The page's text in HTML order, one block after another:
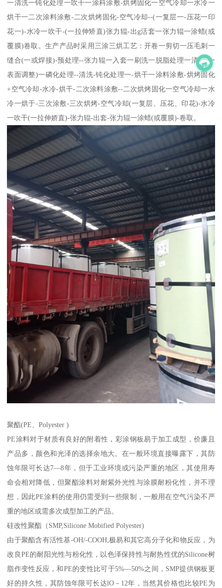
一清洗一钝化处理一吹干一涂科涂敷-烘烤固化一空气冷却一水冷一
烘干一二次涂料涂敷-二次烘烤固化-空气冷却--(一复层一-压花一印
花一)-水冷一吹干-(一拉伸矫直)张力辊-出g活套一张力辊一涂蜡(或
覆膜)卷取。生产产品时采用三涂三烘工艺：开卷一剪切一压毛刺一
缝合(一或焊接)-预处理--张力辊一入套一刷洗一脱脂处理一清洗(一
表面调整)一磷化处理--清洗-钝化处理一-烘干一涂料涂敷-烘烤固化
+空气冷却-水冷-烘干-二次涂料涂敷--二次烘烤固化一空气冷却一水
冷一烘于-三次涂敷-三次烘烤-空气冷却(一复层、压花、印花)-水冷
一吹干(一拉伸娇直)-张力辊-出套-张力辊一涂蜡(或覆膜)-卷取。
聚酯(PE、Polyester )
PE涂料对于材质有良好的附着性，彩涂钢板易于加工成型，价廉且
产品多，颜色和光泽的选择余地大。在一般环境直接曝露下，其防
蚀年限可长达7—8年，但于工业环境或污染严重的地区，其使用寿
命会相对降低，但聚酯涂料对耐紫外光性与涂膜耐粉化性，并不理
想，因此PE涂料的使用仍需受到一些限制，一般用在空气污染不严
重的地区或需多次成型加工的产品。
硅改性聚酯（SMP,Silicone Mobified Polyester)
由于聚酯含有活性基-OH/-COOH,极易和其它高分子化和物反应，为
改良PE的耐阳光性与粉化性，以色泽保持性与耐热性优的Silicone树
脂作变性反应，和PE的变性比可于5%—50%之间，SMP提供钢板更
好的持久性，其防蚀年限可长达lO－12年，当然其价格也比较PE为